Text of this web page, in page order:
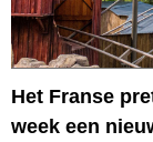
Het Franse
week een